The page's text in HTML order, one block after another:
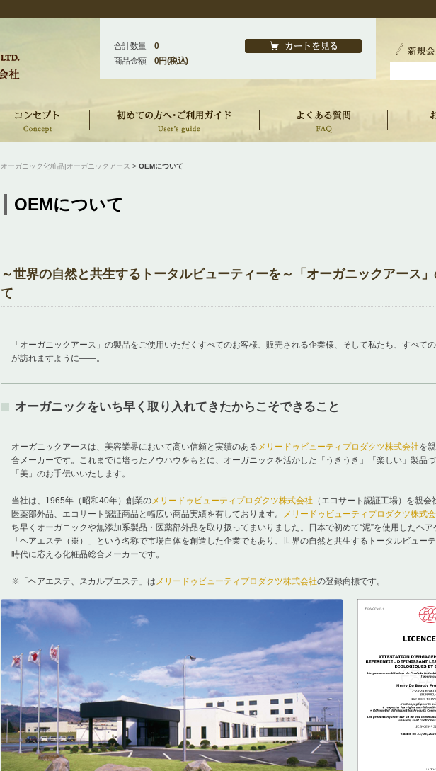
合計数量 0
商品金額 0円(税込)
オーガニック化粧品|オーガニックアース > OEMについて
OEMについて
～世界の自然と共生するトータルビューティーを～「オーガニックアース
て
「オーガニックアース」の製品をご使用いただくすべてのお客様、販売される企業様、そして私たち、すべて
が訪れますように――。
オーガニックをいち早く取り入れてきたからこそできること
オーガニックアースは、美容業界において高い信頼と実績のある メリードゥビューティプロダクツ株式会社を
合メーカーです。これまでに培ったノウハウをもとに、オーガニックを活かした「うきうき」「楽しい」製品
「美」のお手伝いいたします。
当社は、1965年（昭和40年）創業のメリードゥビューティプロダクツ株式会社 （エコサート認証工場）を親会
医薬部外品、エコサート認証商品と幅広い商品実績を有しております。
メリードゥビューティプロダクツ株式
ち早くオーガニックや無添加系製品・医薬部外品を取り扱ってまいりました。日本で初めて“泥”を使用したヘア
「ヘアエステ（※）」という名称で市場自体を創造した企業でもあり、世界の自然と共生するトータルビュー
時代に応える化粧品総合メーカーです。
※「ヘアエステ、スカルプエステ」は メリードゥビューティプロダクツ株式会社の登録商標です。